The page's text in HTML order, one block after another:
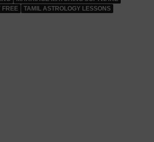
FREE
TAMIL ASTROLOGY LESSONS